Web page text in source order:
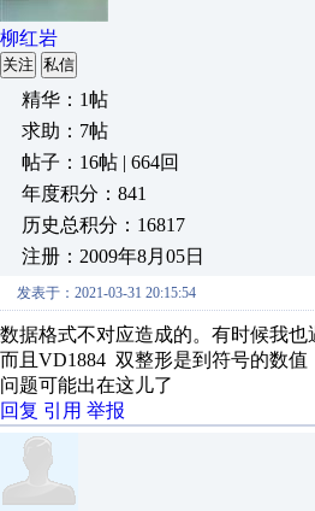
柳红岩
关注 私信
精华：1帖
求助：7帖
帖子：16帖 | 664回
年度积分：841
历史总积分：16817
注册：2009年8月05日
发表于：2021-03-31 20:15:54
数据格式不对应造成的。有时候我
而且VD1884 双整形是到符号的数
问题可能出在这儿了
回复 引用 举报